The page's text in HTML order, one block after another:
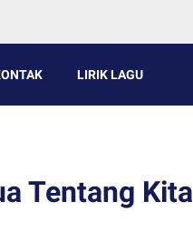
LIRIK LAGU
Tentang Kita